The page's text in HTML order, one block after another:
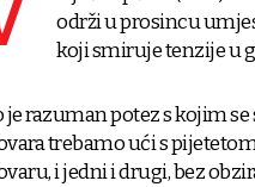
održi u prosincu
koji smiruje tenzije u
je razuman potez s kojim
trebamo ući s
i jedni i drugi, bez